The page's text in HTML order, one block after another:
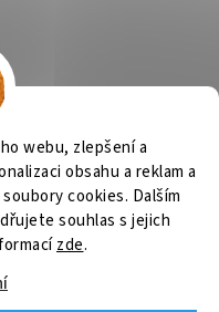
webu, zlepšení a
obsahu a reklam a
cookies. Dalším
souhlas s jejich
zde.
chlazení piva OSMO CZ
GDPR